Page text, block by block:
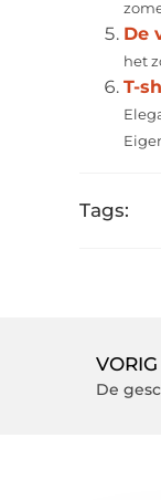
De
het
T-
Tags:
VORIG
De